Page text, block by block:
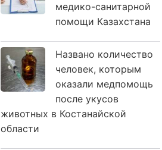
медико-санитарной
помощи Казахстана
Названо количество
человек, которым
оказали медпомощь
после укусов
животных в Костанайской
области